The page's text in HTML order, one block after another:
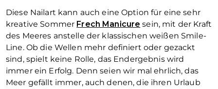
Diese Nailart kann auch eine Option für eine sehr
kreative Sommer Frech Manicure sein, mit der Kraft
des Meeres anstelle der klassischen weißen Smile-
Line. Ob die Wellen mehr definiert oder gezackt
sind, spielt keine Rolle, das Endergebnis wird
immer ein Erfolg. Denn seien wir mal ehrlich, das
Meer gefällt immer, auch denen, die ihren Urlaub